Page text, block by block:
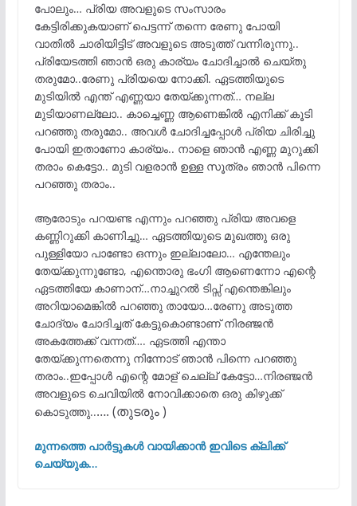
പോലും… പ്രിയ അവളുടെ സംസാരം
കേട്ടിരിക്കുകയാണ് പെട്ടന്ന് തന്നെ രേണു പോയി
വാതിൽ ചാരിയിട്ടിട് അവളുടെ അടുത്ത് വന്നിരുന്നു..
പ്രിയേടത്തി ഞാൻ ഒരു കാര്യം ചോദിച്ചാൽ ചെയ്തു
തരുമോ..രേണു പ്രിയയെ നോക്കി. ഏടത്തിയുടെ
മുടിയിൽ എന്ത് എണ്ണയാ തേയ്ക്കുന്നത്… നല്ല
മുടിയാണല്ലോ.. കാച്ചെണ്ണ ആണെങ്കിൽ എനിക്ക് കൂടി
പറഞ്ഞു തരുമോ.. അവൾ ചോദിച്ചപ്പോൾ പ്രിയ ചിരിച്ചു
പോയി ഇതാണോ കാര്യം.. നാളെ ഞാൻ എണ്ണ മുറുക്കി
തരാം കെട്ടോ.. മുടി വളരാൻ ഉള്ള സൂത്രം ഞാൻ പിന്നെ
പറഞ്ഞു തരാം..
ആരോടും പറയണ്ട എന്നും പറഞ്ഞു പ്രിയ അവളെ
കണ്ണിറുക്കി കാണിച്ചു… ഏടത്തിയുടെ മുഖത്തു ഒരു
പുള്ളിയോ പാണ്ടോ ഒന്നും ഇല്ലാലോ… എന്തേലും
തേയ്ക്കുന്നുണ്ടോ, എന്തൊരു ഭംഗി ആണെന്നോ എന്റെ
ഏടത്തിയേ കാണാന്…നാച്ചുറൽ ടിപ്സ് എന്തെങ്കിലും
അറിയാമെങ്കിൽ പറഞ്ഞു തായോ…രേണു അടുത്ത
ചോദ്യം ചോദിച്ചത് കേട്ടുകൊണ്ടാണ് നിരഞ്ജൻ
അകത്തേക്ക് വന്നത്…. ഏടത്തി എന്താ
തേയ്ക്കുന്നതെന്നു നിന്നോട് ഞാൻ പിന്നെ പറഞ്ഞു
തരാം..ഇപ്പോൾ എന്റെ മോള് ചെല്ല് കേട്ടോ…നിരഞ്ജൻ
അവളുടെ ചെവിയിൽ നോവിക്കാതെ ഒരു കിഴുക്ക്
കൊടുത്തു..…. (തുടരും )
മുന്നത്തെ പാർട്ടുകൾ വായിക്കാൻ ഇവിടെ ക്ലിക്ക്
ചെയ്യുക…